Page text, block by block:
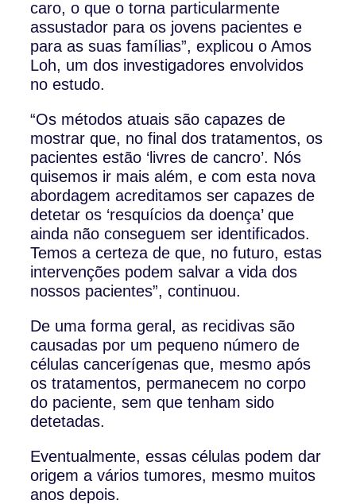
caro, o que o torna particularmente
assustador para os jovens pacientes e
para as suas famílias”, explicou o Amos
Loh, um dos investigadores envolvidos
no estudo.
“Os métodos atuais são capazes de
mostrar que, no final dos tratamentos, os
pacientes estão ‘livres de cancro’. Nós
quisemos ir mais além, e com esta nova
abordagem acreditamos ser capazes de
detetar os ‘resquícios da doença’ que
ainda não conseguem ser identificados.
Temos a certeza de que, no futuro, estas
intervenções podem salvar a vida dos
nossos pacientes”, continuou.
De uma forma geral, as recidivas são
causadas por um pequeno número de
células cancerígenas que, mesmo após
os tratamentos, permanecem no corpo
do paciente, sem que tenham sido
detetadas.
Eventualmente, essas células podem dar
origem a vários tumores, mesmo muitos
anos depois.